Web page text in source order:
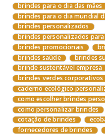
brindes para o dia das mães
brindes para o dia mundial
brindes personalizados
brindes personalizados
brindes promocionais
brindes saúde
brindes
brinde sustentável empresa
brindes verdes corporativos
caderno ecológico
como escolher brindes
como personalizar brindes
cotação de brindes
fornecedores de brindes